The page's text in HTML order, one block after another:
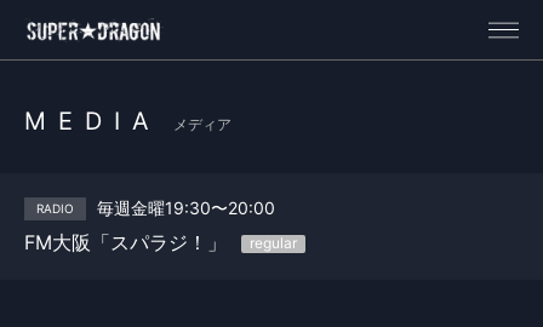
MEDIA メディア
RADIO 毎週金曜19:30〜20:00
FM大阪「スパラジ！」